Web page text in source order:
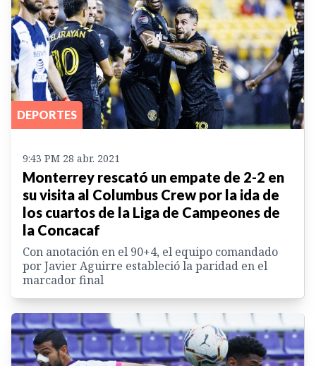
DEPORTES
9:43 PM 28 abr. 2021
Monterrey rescató un empate de 2-2 en
su visita al Columbus Crew por la ida de
los cuartos de la Liga de Campeones de
la Concacaf
Con anotación en el 90+4, el equipo comandado
por Javier Aguirre estableció la paridad en el
marcador final